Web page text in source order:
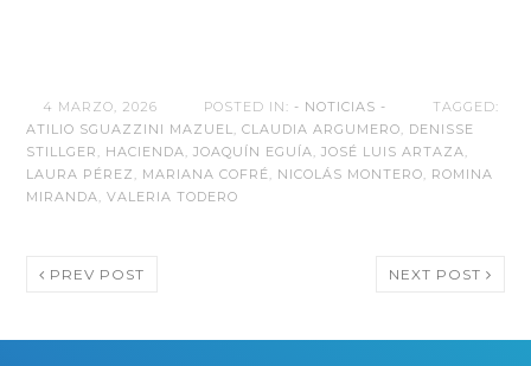
4 MARZO, 2026 POSTED IN: - NOTICIAS -
TAGGED:
ATILIO SGUAZZINI MAZUEL,CLAUDIA ARGUMERO, DENISSE
STILLGER , HACIENDA,JOAQUÍN EGUÍA,JOSÉ LUIS ARTAZA,
LAURA PÉREZ , MARIANA COFRÉ, NICOLÁS MONTERO, ROMINA
MIRANDA,VALERIA TODERO
PREV POST NEXT POST